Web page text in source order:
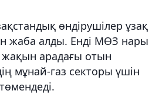
өндірушілер ұзақ
жаба алды. Енді МӨЗ
жақын арадағы отын
мұнай-газ секторы үшін